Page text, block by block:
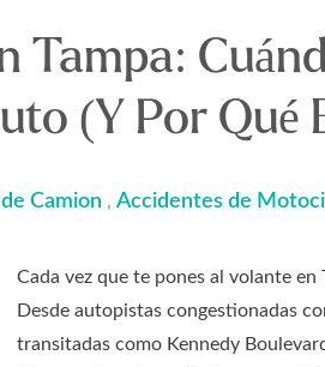
Tampa:
(Y Por Qué
Camion , Accidentes de
Cada vez que te pones al volante en
Desde autopistas congestionadas
transitadas como Kennedy